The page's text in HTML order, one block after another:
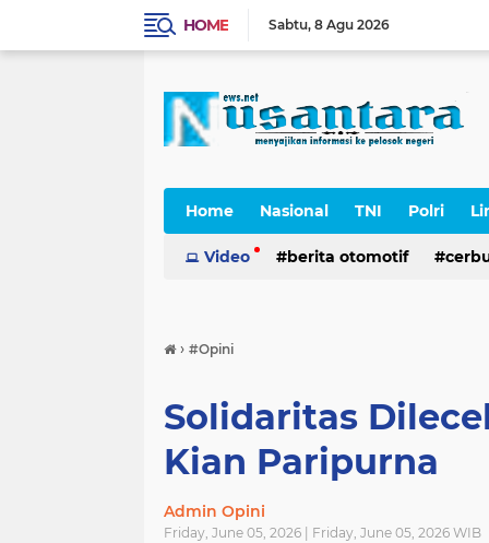
HOME Sabtu 8 Agu 2026
Home Nasional TNI Polri
Cerpen
Video berita otomotif
› #Opini
Solidaritas
Kian Paripurna
Admin Opini
Friday, June 05, 2026 | Friday, June 05, 2026 WIB